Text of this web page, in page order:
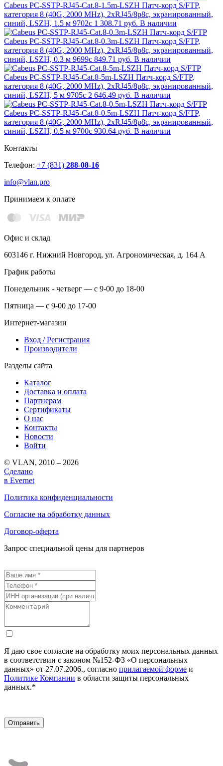
Cabeus PC-SSTP-RJ45-Cat.8-1.5m-LSZH Патч-корд S/FTP,
категория 8 (40G, 2000 MHz), 2xRJ45/8p8c, экранированный,
синий, LSZH, 1.5 м 9702c 1 308.71 руб. В наличии
Cabeus PC-SSTP-RJ45-Cat.8-0.3m-LSZH Патч-корд S/FTP,
категория 8 (40G, 2000 MHz), 2xRJ45/8p8c, экранированный,
синий, LSZH, 0.3 м 9699c 849.71 руб. В наличии
Cabeus PC-SSTP-RJ45-Cat.8-5m-LSZH Патч-корд S/FTP,
категория 8 (40G, 2000 MHz), 2xRJ45/8p8c, экранированный,
синий, LSZH, 5 м 9705c 2 646.49 руб. В наличии
Cabeus PC-SSTP-RJ45-Cat.8-0.5m-LSZH Патч-корд S/FTP,
категория 8 (40G, 2000 MHz), 2xRJ45/8p8c, экранированный,
синий, LSZH, 0.5 м 9700c 930.64 руб. В наличии
Контакты
Телефон: +7 (831) 288-08-16
info@vlan.pro
Принимаем к оплате
Офис и склад
603146 г. Нижний Новгород, ул. Агрономическая, д. 164 А
График работы
Понедельник - четверг — с 9-00 до 18-00
Пятница — с 9-00 до 17-00
Интернет-магазин
Вход / Регистрация
Производители
Разделы сайта
Каталог
Доставка и оплата
Партнерам
Сертификаты
О нас
Контакты
Новости
Войти
© VLAN, 2010 – 2026
Сделано
в Evernet
Политика конфиденциальности
Согласие на обработку данных
Договор-оферта
Запрос специальной цены для партнеров
Я даю свое согласие на обработку моих персональных данных
в соответствии с законом №152-ФЗ «О персональных
данных» от 27.07.2006., согласно прилагаемой форме и
Политике Компании в области защиты персональных
данных.*